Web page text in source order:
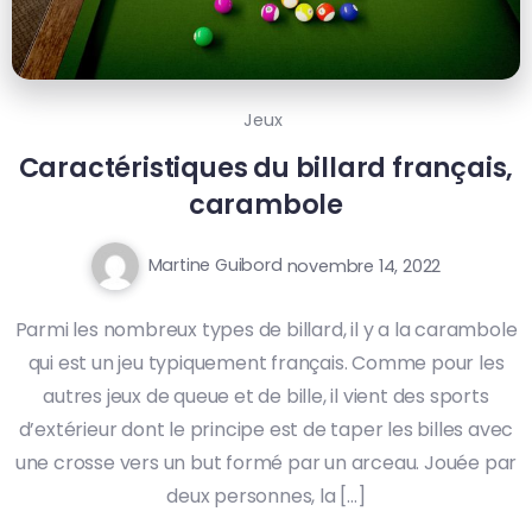
Jeux
Caractéristiques du billard français,
carambole
Martine Guibord novembre 14, 2022
Parmi les nombreux types de billard, il y a la carambole
qui est un jeu typiquement français. Comme pour les
autres jeux de queue et de bille, il vient des sports
d’extérieur dont le principe est de taper les billes avec
une crosse vers un but formé par un arceau. Jouée par
deux personnes, la […]